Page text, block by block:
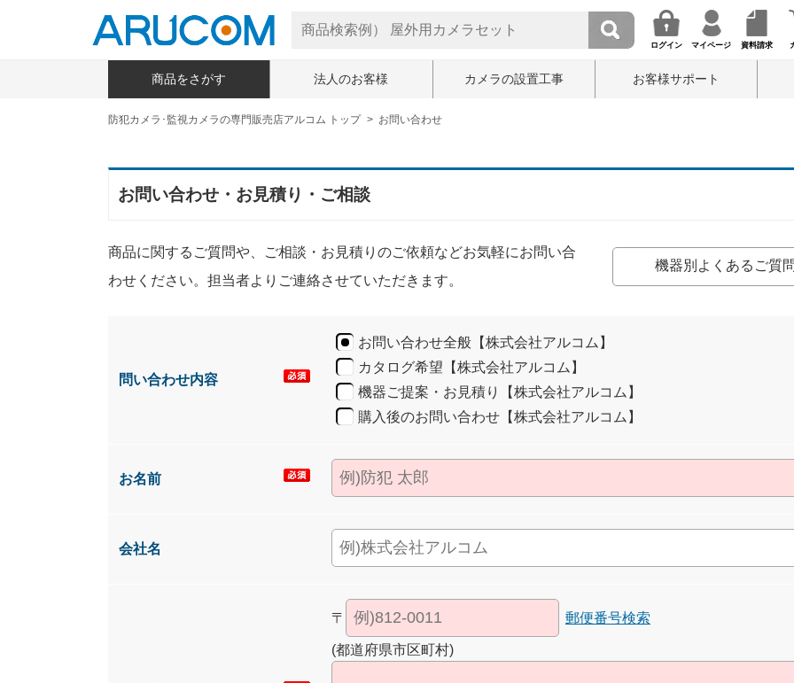
ログイン マイページ 資料請求
商品をさがす 法人のお客様 カメラの設置工事 お客様サポート
防犯カメラ･監視カメラの専門販売店アルコム トップ お問い合わせ
お問い合わせ・お見積り・ご相談
商品に関するご質問や、ご相談・お見積りのご依頼などお気軽にお問い合
わせください。担当者よりご連絡させていただきます。
機器別よくあるご質問
問い合わせ内容
お問い合わせ全般【株式会社アルコム】
カタログ希望【株式会社アルコム】
機器ご提案・お見積り【株式会社アルコム】
購入後のお問い合わせ【株式会社アルコム】
お名前
会社名
〒 郵便番号検索
(都道府県市区町村)